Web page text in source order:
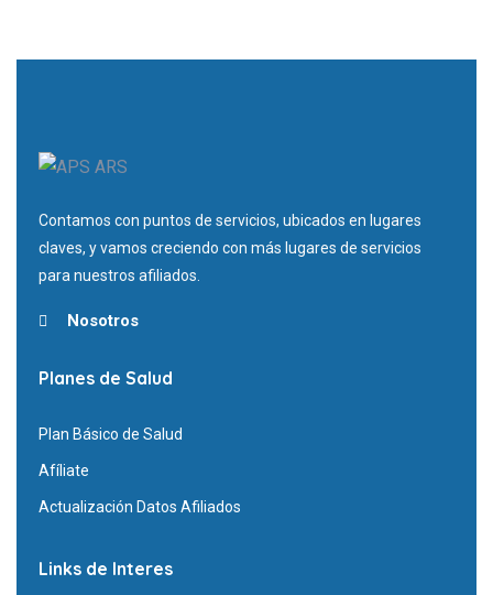
Contamos con puntos de servicios, ubicados en lugares
claves, y vamos creciendo con más lugares de servicios
para nuestros afiliados.
Nosotros
Planes de Salud
Plan Básico de Salud
Afíliate
Actualización Datos Afiliados
Links de Interes